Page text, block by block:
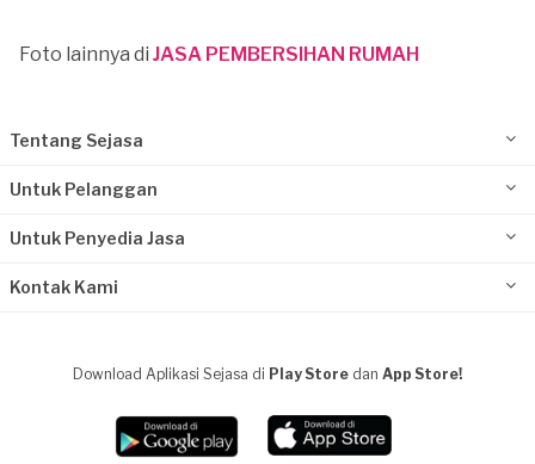
Foto lainnya di JASA PEMBERSIHAN RUMAH
Tentang Sejasa
Untuk Pelanggan
Untuk Penyedia Jasa
Kontak Kami
Download Aplikasi Sejasa di Play Store dan App Store!